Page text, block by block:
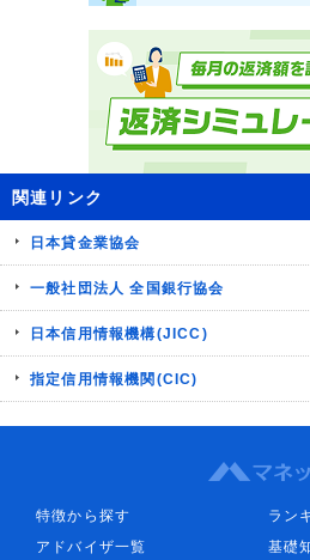
関連リンク
日本貸金業協会
一般社団法人 全国銀行協会
日本信用情報機構(JICC)
指定信用情報機関(CIC)
特徴から探す
ラン
アドバイザ一覧
基礎